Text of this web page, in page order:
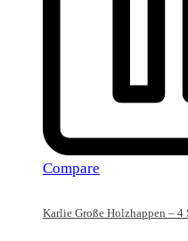
Compare
Karlie Große Holzhappen – 4